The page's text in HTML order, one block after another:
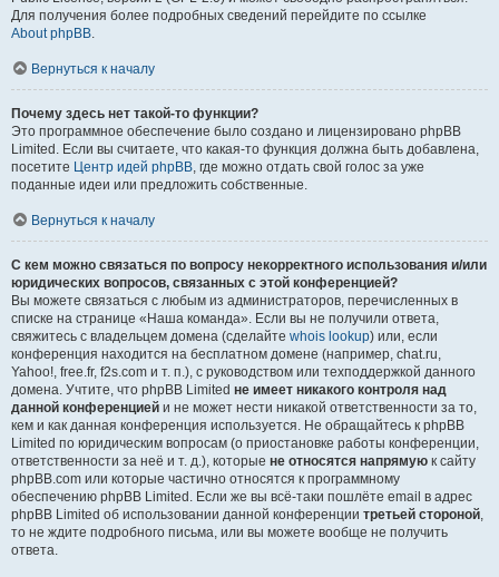
Для получения более подробных сведений перейдите по ссылке
About phpBB.
Вернуться к началу
Почему здесь нет такой-то функции?
Это программное обеспечение было создано и лицензировано phpBB
Limited. Если вы считаете, что какая-то функция должна быть добавлена,
посетите Центр идей phpBB, где можно отдать свой голос за уже
поданные идеи или предложить собственные.
Вернуться к началу
С кем можно связаться по вопросу некорректного использования и/или
юридических вопросов, связанных с этой конференцией?
Вы можете связаться с любым из администраторов, перечисленных в
списке на странице «Наша команда». Если вы не получили ответа,
свяжитесь с владельцем домена (сделайте whois lookup) или, если
конференция находится на бесплатном домене (например, chat.ru,
Yahoo!, free.fr, f2s.com и т. п.), с руководством или техподдержкой данного
домена. Учтите, что phpBB Limited не имеет никакого контроля над
данной конференцией и не может нести никакой ответственности за то,
кем и как данная конференция используется. Не обращайтесь к phpBB
Limited по юридическим вопросам (о приостановке работы конференции,
ответственности за неё и т. д.), которые не относятся напрямую к сайту
phpBB.com или которые частично относятся к программному
обеспечению phpBB Limited. Если же вы всё-таки пошлёте email в адрес
phpBB Limited об использовании данной конференции третьей стороной,
то не ждите подробного письма, или вы можете вообще не получить
ответа.